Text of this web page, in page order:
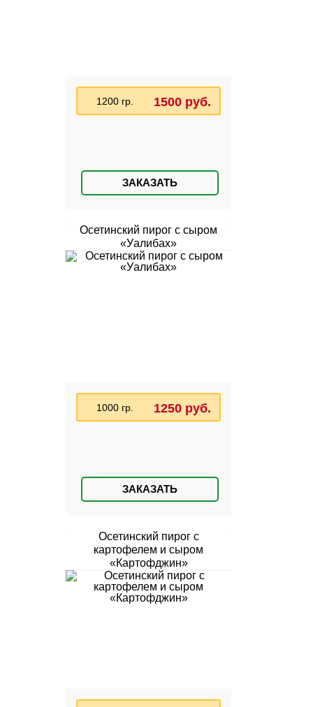
1200 гр. 1500 руб.
ЗАКАЗАТЬ
Осетинский пирог с сыром
«Уалибах»
1000 гр. 1250 руб.
ЗАКАЗАТЬ
Осетинский пирог с
картофелем и сыром
«Картофджин»